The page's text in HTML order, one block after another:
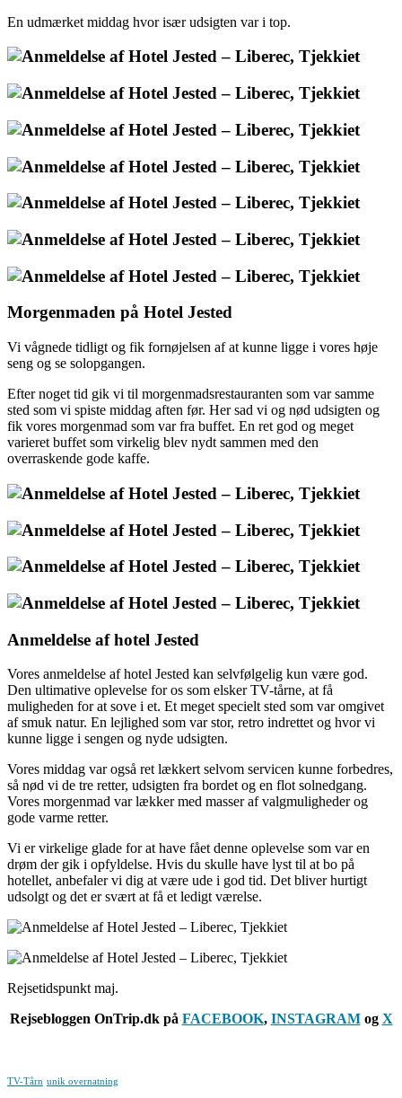
En udmærket middag hvor især udsigten var i top.
Morgenmaden på Hotel Jested
Vi vågnede tidligt og fik fornøjelsen af at kunne ligge i vores høje
seng og se solopgangen.
Efter noget tid gik vi til morgenmadsrestauranten som var samme
sted som vi spiste middag aften før. Her sad vi og nød udsigten og
fik vores morgenmad som var fra buffet. En ret god og meget
varieret buffet som virkelig blev nydt sammen med den
overraskende gode kaffe.
Anmeldelse af hotel Jested
Vores anmeldelse af hotel Jested kan selvfølgelig kun være god.
Den ultimative oplevelse for os som elsker TV-tårne, at få
muligheden for at sove i et. Et meget specielt sted som var omgivet
af smuk natur. En lejlighed som var stor, retro indrettet og hvor vi
kunne ligge i sengen og nyde udsigten.
Vores middag var også ret lækkert selvom servicen kunne forbedres,
så nød vi de tre retter, udsigten fra bordet og en flot solnedgang.
Vores morgenmad var lækker med masser af valgmuligheder og
gode varme retter.
Vi er virkelige glade for at have fået denne oplevelse som var en
drøm der gik i opfyldelse. Hvis du skulle have lyst til at bo på
hotellet, anbefaler vi dig at være ude i god tid. Det bliver hurtigt
udsolgt og det er svært at få et ledigt værelse.
Rejsetidspunkt maj.
Rejsebloggen OnTrip.dk på FACEBOOK, INSTAGRAMog X
TV-Tårn unik overnatning